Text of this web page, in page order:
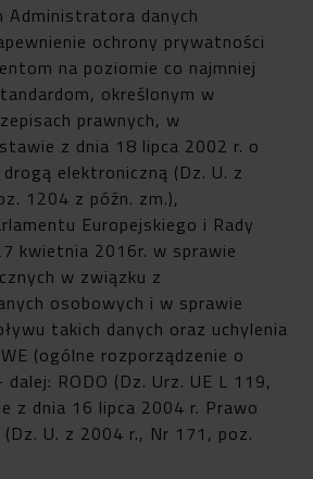
Administratora danych
ochrony prywatności
na poziomie co najmniej
określonym w
prawnych, w
z dnia 18 lipca 2002 r. o
elektroniczną (Dz. U. z
1204 z późn. zm.),
Europejskiego i Rady
kwietnia 2016r. w sprawie
w związku z
osobowych i w sprawie
takich danych oraz uchylenia
(ogólne rozporządzenie o
RODO (Dz. Urz. UE L 119,
z dnia 16 lipca 2004 r. Prawo
U. z 2004 r., Nr 171, poz.